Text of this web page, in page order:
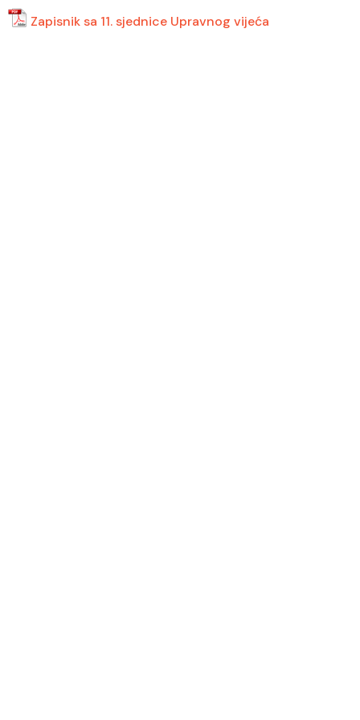
Zapisnik sa 11. sjednice Upravnog vijeća